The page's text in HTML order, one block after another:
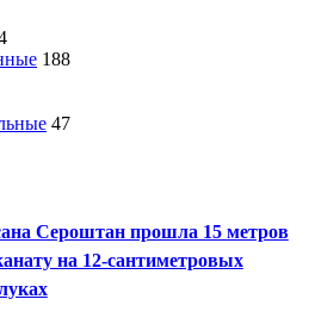
188
47
Сероштан прошла 15 метров
на 12-сантиметровых